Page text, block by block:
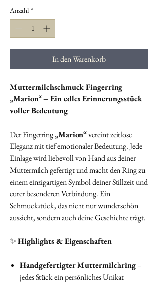
Anzahl *
In den Warenkorb
Muttermilchschmuck Fingerring
„Marion“ – Ein edles Erinnerungsstück
voller Bedeutung
Der Fingerring„Marion“vereint zeitlose
Eleganz mit tief emotionaler Bedeutung. Jede
Einlage wird liebevoll von Hand aus deiner
Muttermilch gefertigt und macht den Ring zu
einem einzigartigen Symbol deiner Stillzeit und
eurer besonderen Verbindung. Ein
Schmuckstück, das nicht nur wunderschön
aussieht, sondern auch deine Geschichte trägt.
✨Highlights & Eigenschaften
Handgefertigter Muttermilchring–
jedes Stück ein persönliches Unikat